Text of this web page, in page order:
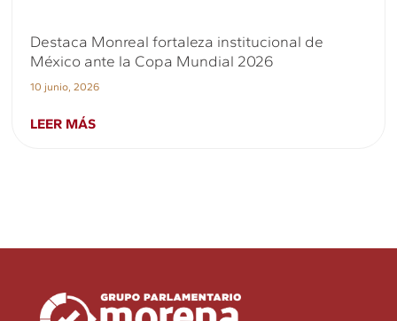
Destaca Monreal fortaleza institucional de
México ante la Copa Mundial 2026
10 junio, 2026
LEER MÁS